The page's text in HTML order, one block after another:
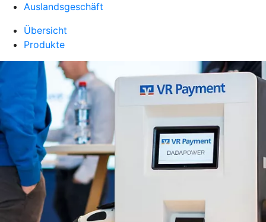
Auslandsgeschäft
Übersicht
Produkte